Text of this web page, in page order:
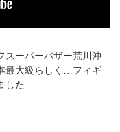
スーパーバザー荒川沖
最大級らしく…フィギ
した